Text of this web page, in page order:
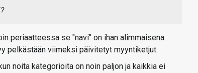
periaatteessa se "navi" on ihan alimmaisena.
pelkästään viimeksi päivitetyt myyntiketjut.
noita kategorioita on noin paljon ja kaikkia ei